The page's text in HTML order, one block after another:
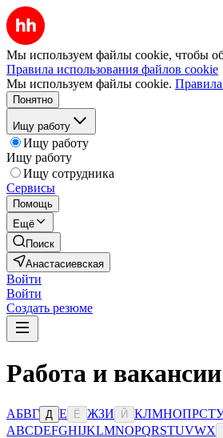
Мы используем файлы cookie, чтобы
Правила использования файлов cookie
Мы используем файлы cookie.
Понятно
Ищу работу
Ищу работу
Ищу работу
Ищу сотрудника
Сервисы
Помощь
Ещё
Поиск
Анастасиевская
Войти
Войти
Создать резюме
Работа и
АБВГ Д Е Ё ЖЗИ Й КЛМНОПРСТУ
ABCDEFGHIJKLMNOPQRSTUVWX